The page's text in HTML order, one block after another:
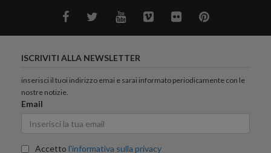
ISCRIVITI ALLA NEWSLETTER
inserisci il tuoi indirizzo emai e sarai informato periodicamente con le
nostre notizie.
Email
Accetto l'informativa sulla privacy